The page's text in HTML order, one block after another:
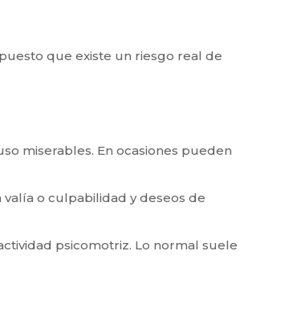
que existe un riesgo real de
miserables. En ocasiones pueden
o culpabilidad y deseos de
psicomotriz. Lo normal suele